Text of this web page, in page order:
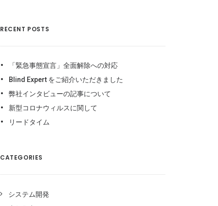
RECENT POSTS
「緊急事態宣言」全面解除への対応
Blind Expert をご紹介いただきました
弊社インタビューの記事について
新型コロナウィルスに関して
リードタイム
CATEGORIES
システム開発